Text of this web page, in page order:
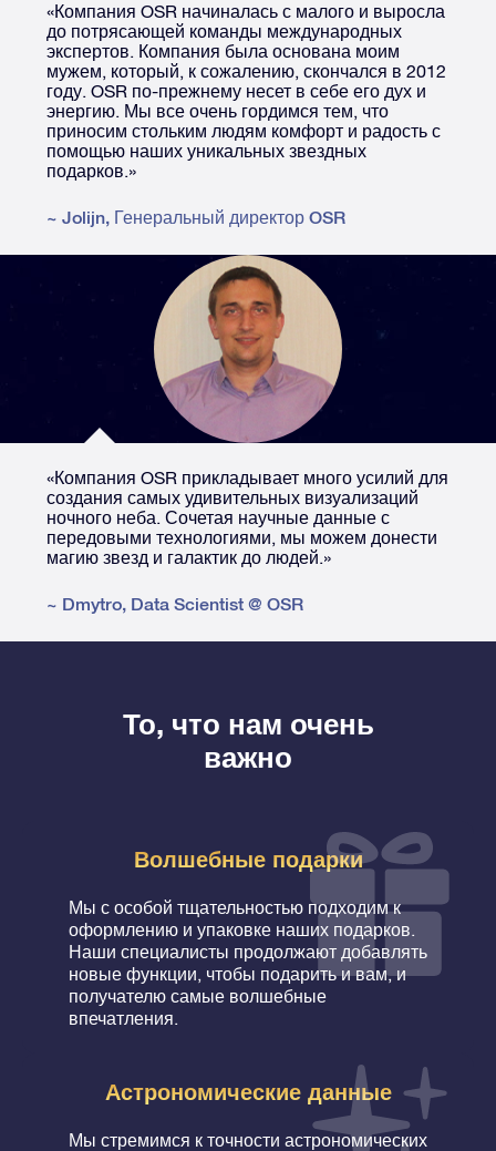
«Компания OSR начиналась с малого и выросла
до потрясающей команды международных
экспертов. Компания была основана моим
мужем, который, к сожалению, скончался в 2012
году. OSR по-прежнему несет в себе его дух и
энергию. Мы все очень гордимся тем, что
приносим стольким людям комфорт и радость с
помощью наших уникальных звездных
подарков.»
~ Jolijn, Генеральный директор OSR
«Компания OSR прикладывает много усилий для
создания самых удивительных визуализаций
ночного неба. Сочетая научные данные с
передовыми технологиями, мы можем донести
магию звезд и галактик до людей.»
~ Dmytro, Data Scientist @ OSR
То, что нам очень
важно
Волшебные подарки
Мы с особой тщательностью подходим к
оформлению и упаковке наших подарков.
Наши специалисты продолжают добавлять
новые функции, чтобы подарить и вам, и
получателю самые волшебные
впечатления.
Астрономические данные
Мы стремимся к точности астрономических